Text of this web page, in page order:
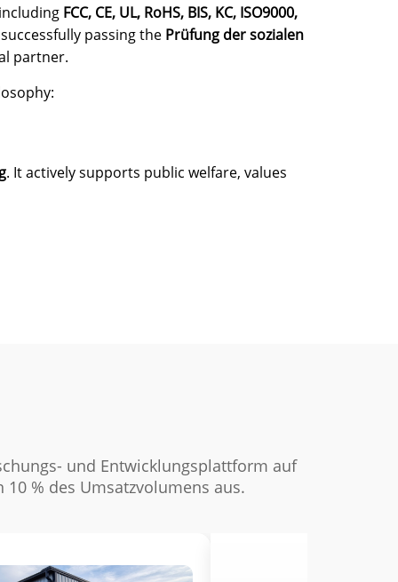
FCC, CE, UL, RoHS, BIS, KC, ISO9000,
passing the Prüfung der sozialen
partner.
. It actively supports public welfare, values
und Entwicklungsplattform auf
% des Umsatzvolumens aus.